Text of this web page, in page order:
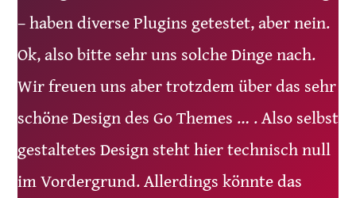
– haben diverse Plugins getestet, aber nein.
Ok, also bitte sehr uns solche Dinge nach.
Wir freuen uns aber trotzdem über das sehr
schöne Design des Go Themes … . Also selbst
gestaltetes Design steht hier technisch null
im Vordergrund. Allerdings könnte das